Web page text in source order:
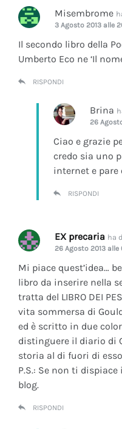
Misembrome
3 Agosto 2013 alle
Il secondo libro della
Umberto Eco ne ‘Il
RISPONDI
Brina
26
Ciao e grazie
credo sia uno
internet e pare
RISPONDI
EX precaria ha
26 Agosto 2013 alle
Mi piace quest’idea…
libro da inserire nella
tratta del LIBRO DEI
vita sommersa di
ed è scritto in due
distinguere il diario di
storia al di fuori di
P.S.: Se non ti
blog.
RISPONDI